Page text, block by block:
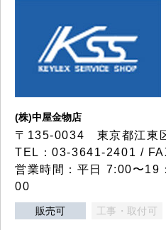
(株)中屋金物店
〒135-0034 東京都江東
TEL：03-3641-2401 /
営業時間：平日 7:00〜
00
販売可 工事・取付可